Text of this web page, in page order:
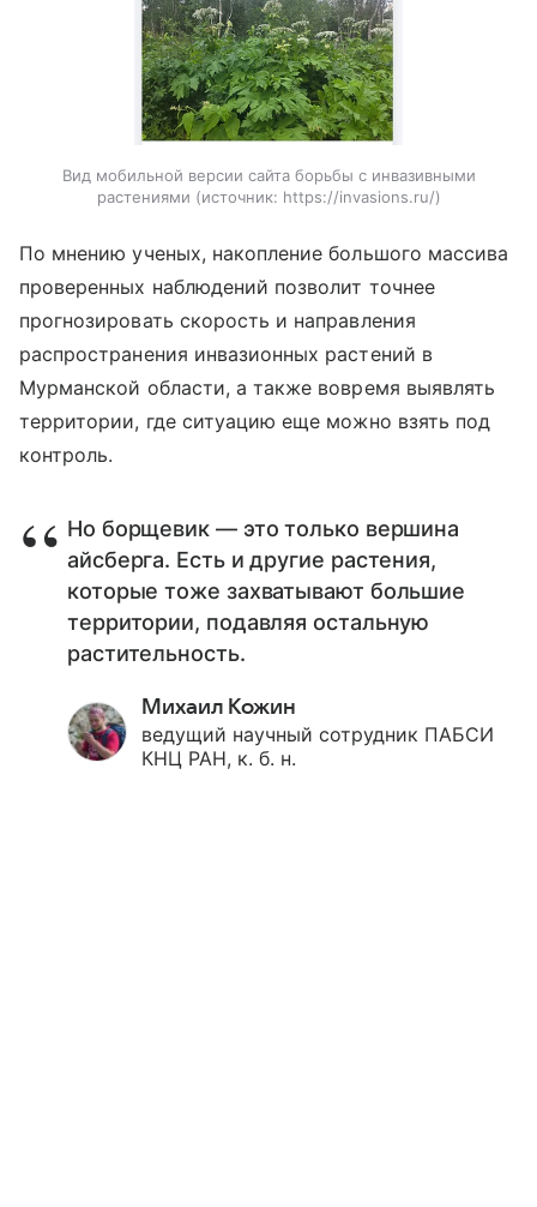
Вид мобильной версии сайта борьбы с инвазивными
растениями
источник: https://invasions.ru/
По мнению ученых, накопление большого массива
проверенных наблюдений позволит точнее
прогнозировать скорость и направления
распространения инвазионных растений в
Мурманской области, а также вовремя выявлять
территории, где ситуацию еще можно взять под
контроль.
Но борщевик — это только вершина
айсберга. Есть и другие растения,
которые тоже захватывают большие
территории, подавляя остальную
растительность.
Михаил Кожин
ведущий научный сотрудник ПАБСИ
КНЦ РАН, к. б. н.